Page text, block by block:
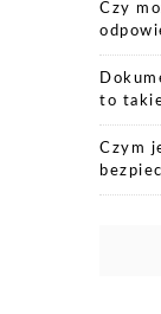
Czy
to
Czym